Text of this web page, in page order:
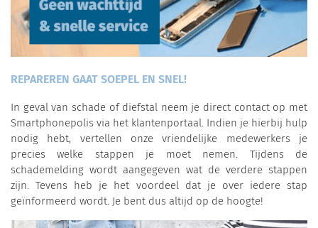
REPAREREN GAAT SOEPEL EN SNEL!
In geval van schade of diefstal neem je direct contact op met
Smartphonepolis via het klantenportaal. Indien je hierbij hulp
nodig hebt, vertellen onze vriendelijke medewerkers je
precies welke stappen je moet nemen. Tijdens de
schademelding wordt aangegeven wat de verdere stappen
zijn. Tevens heb je het voordeel dat je over iedere stap
geïnformeerd wordt. Je bent dus altijd op de hoogte!